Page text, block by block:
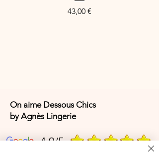
Preis
43,00 €
On aime Dessous Chics
by Agnès Lingerie
4,9/5